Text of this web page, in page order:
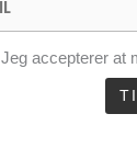
Jeg accepterer at